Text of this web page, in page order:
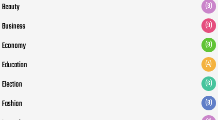
Beauty (8)
Business (9)
Economy (9)
Education (4)
Election (6)
Fashion (8)